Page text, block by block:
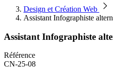
Design et Création Web
Assistant Infographiste
Assistant Infographiste
Référence
CN-25-08